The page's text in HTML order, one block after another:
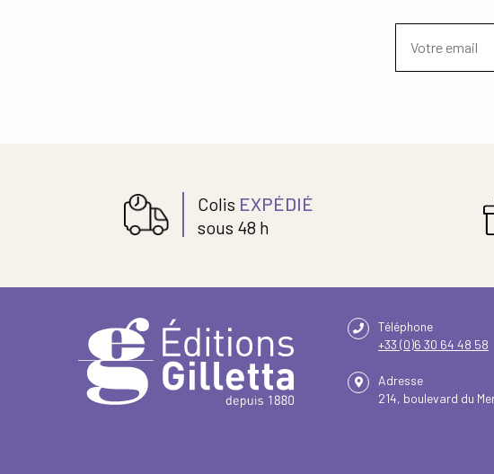
Colis EXPÉDIÉ
sous 48 h
Téléphone
+33 (0)6 30 64 48 58
Adresse
214, boulevard du